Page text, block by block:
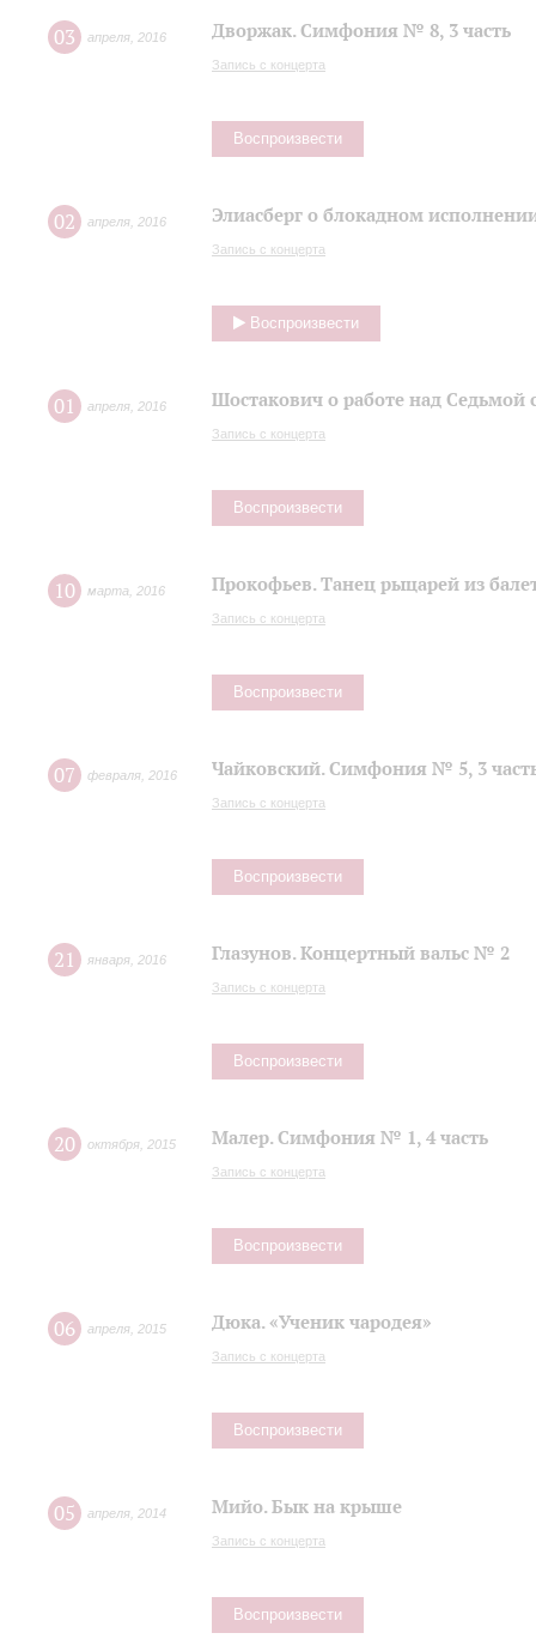
03 апреля 2016 Дворжак. Симфония № 8, 3 часть
Запись с концерта
Воспроизвести
02 апреля 2016 Элиасберг о блокадном
Запись с концерта
Воспроизвести
01 апреля 2016 Шостакович о работе над
Запись с концерта
Воспроизвести
10 марта 2016 Прокофьев. Танец рыцарей из
Запись с концерта
Воспроизвести
07 февраля 2016 Чайковский. Симфония № 5, 3
Запись с концерта
Воспроизвести
21 января 2016 Глазунов. Концертный вальс № 2
Запись с концерта
Воспроизвести
20 октября 2015 Малер. Симфония № 1, 4 часть
Запись с концерта
Воспроизвести
06 апреля 2015 Дюка. «Ученик чародея»
Запись с концерта
Воспроизвести
05 апреля 2014 Мийо. Бык на крыше
Запись с концерта
Воспроизвести